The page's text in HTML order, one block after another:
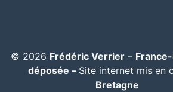
© 2026 Frédéric Verrier–
déposée – Site internet mis en
Bretagne